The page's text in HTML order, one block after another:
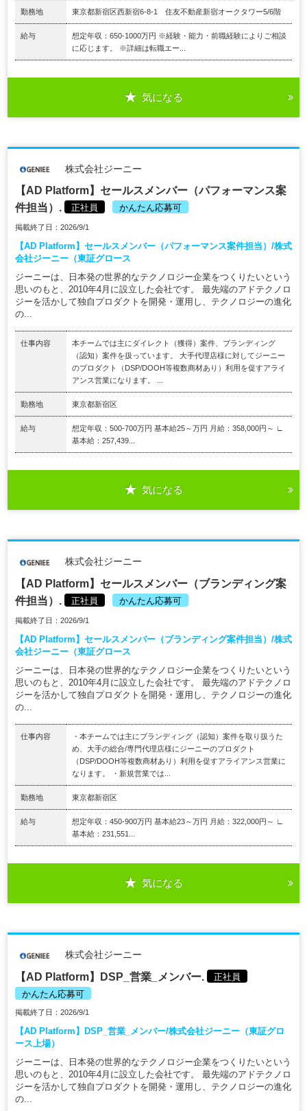
勤務地 東京都新宿区西新宿6-8-1 住友不動産新宿オークタワー5/6階
給与
想定年収：650-1000万円 ※経験・能力・前職経験によりご相談
に応じます。 ※詳細は転職エー...
気になる
株式会社ジーニー
【AD Platform】セールスメンバー（パフォーマンス案
件担当）.
正社員 かんたん応募可
掲載終了日：2026/9/1
【AD Platform】セールスメンバー（パフォーマンス案件担当）/株式
会社ジーニー（東証グロース
ジーニーは、日本発の世界的なテクノロジー企業をつくりたいという
思いのもと、2010年4月に設立した会社です。 最先端のアドテクノロ
ジーを活かして独自プロダクトを開発・運用し、テクノロジーの進化
の...
仕事内容
本チームでは主にダイレクト（獲得）案件、ブランディング
（認知）案件を扱っています。 大手代理店様に対してジーニー
のプロダクト（DSP/DOOH等複数商材あり）利用を促すアライ
アンス営業になります。 ...
勤務地 東京都新宿区
給与
想定年収：500-700万円 基本給25～万円 月給：358,000円～ ∟
基本給：257,439...
気になる
株式会社ジーニー
【AD Platform】セールスメンバー（ブランディング案
件担当）.
正社員 かんたん応募可
掲載終了日：2026/9/1
【AD Platform】セールスメンバー（ブランディング案件担当）/株式
会社ジーニー（東証グロース
ジーニーは、日本発の世界的なテクノロジー企業をつくりたいという
思いのもと、2010年4月に設立した会社です。 最先端のアドテクノロ
ジーを活かして独自プロダクトを開発・運用し、テクノロジーの進化
の...
仕事内容
・本チームでは主にブランディング（認知）案件を取り扱うた
め、大手の総合/専門代理店様にジーニーのプロダクト
（DSP/DOOH等複数商材あり）利用を促すアライアンス営業に
なります。 ・新規営業では...
勤務地 東京都新宿区
給与
想定年収：450-900万円 基本給23～万円 月給：322,000円～ ∟
基本給：231,551...
気になる
株式会社ジーニー
【AD Platform】DSP_営業_メンバー.
正社員
かんたん応募可
掲載終了日：2026/9/1
【AD Platform】DSP_営業_メンバー/株式会社ジーニー（東証グロ
ース上場）
ジーニーは、日本発の世界的なテクノロジー企業をつくりたいという
思いのもと、2010年4月に設立した会社です。 最先端のアドテクノロ
ジーを活かして独自プロダクトを開発・運用し、テクノロジーの進化
の...